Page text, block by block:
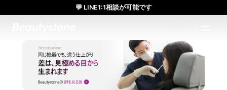
💬 LINE1:1相談が可能です
日本人通訳常駐／お得な体験価格／満足度の高い効果